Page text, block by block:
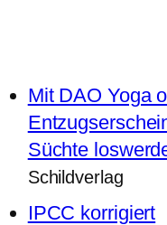
Mit DAO Yoga
Süchte
Schildverlag
IPCC korrigiert